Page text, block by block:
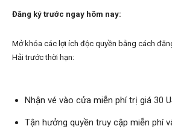
Đăng ký trước ngay hôm nay:
Mở khóa các lợi ích độc quyền bằng cách
Hải trước thời hạn:
Nhận vé vào cửa miễn phí trị giá 30
Tận hưởng quyền truy cập miễn phí